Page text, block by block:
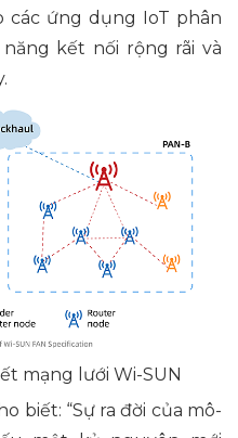
các ứng dụng IoT phân
kết nối rộng rãi và
mạng lưới Wi-SUN
biết: “Sự ra đời của mô-